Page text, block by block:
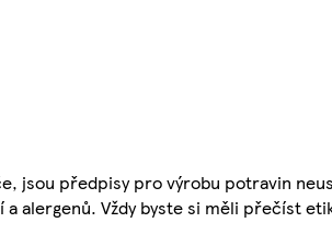
jsou předpisy pro výrobu potravin
alergenů. Vždy byste si měli přečíst